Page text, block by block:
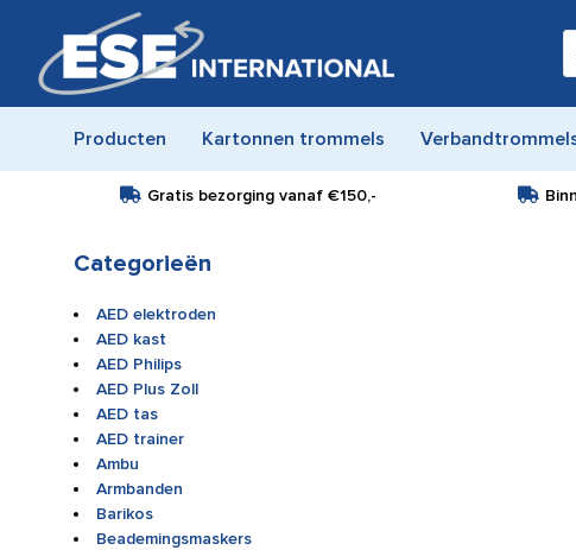
Producten Kartonnen trommels
Gratis bezorging vanaf€150,-
Categorieën
AED elektroden
AED kast
AED Philips
AED Plus Zoll
AED tas
AED trainer
Ambu
Armbanden
Barikos
Beademingsmaskers